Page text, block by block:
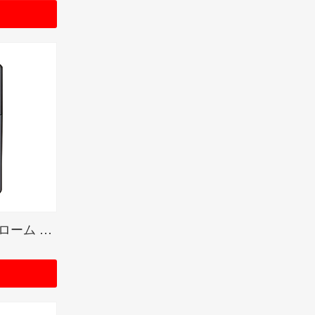
BRUSHED CHROME / クローム サテーナ